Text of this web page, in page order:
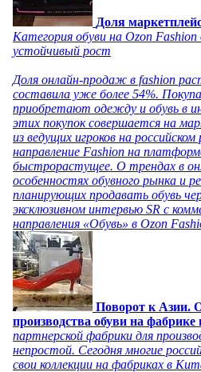
Доля
Категория обуви на Ozon
устойчивый рост
Доля онлайн-продаж в fashion
составила уже более 54%.
приобретают одежду и обувь в
этих покупок совершается на
из ведущих игроков на
направление Fashion на
быстрорастущее. О трендах в
особенностях обувного рынка и
планирующих продавать обувь
эксклюзивном интервью SR с
направления «Обувь» в Ozon
Поворот к Азии.
производства обуви на фабрике
партнерской фабрики для
непростой. Сегодня многие
свои коллекции на фабриках в